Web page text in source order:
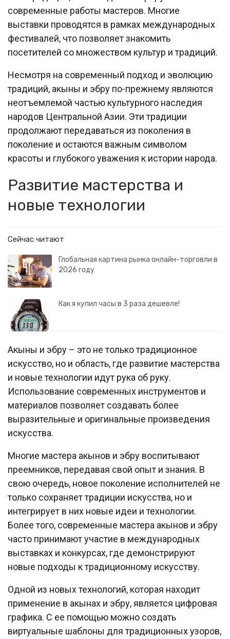
современные работы мастеров. Многие
выставки проводятся в рамках международных
фестивалей, что позволяет знакомить
посетителей со множеством культур и традиций.
Несмотря на современный подход и эволюцию
традиций, акыны и эбру по-прежнему являются
неотъемлемой частью культурного наследия
народов Центральной Азии. Эти традиции
продолжают передаваться из поколения в
поколение и остаются важным символом
красоты и глубокого уважения к истории народа.
Развитие мастерства и
новые технологии
Сейчас читают
Глобальная картина рынка онлайн-торговли в
2026 году
Как я купил часы в 3 раза дешевле!
Акыны и эбру – это не только традиционное
искусство, но и область, где развитие мастерства
и новые технологии идут рука об руку.
Использование современных инструментов и
материалов позволяет создавать более
выразительные и оригинальные произведения
искусства.
Многие мастера акынов и эбру воспитывают
преемников, передавая свой опыт и знания. В
свою очередь, новое поколение исполнителей не
только сохраняет традиции искусства, но и
интегрирует в них новые идеи и технологии.
Более того, современные мастера акынов и эбру
часто принимают участие в международных
выставках и конкурсах, где демонстрируют
новые подходы к традиционному искусству.
Одной из новых технологий, которая находит
применение в акынах и эбру, является цифровая
графика. С ее помощью можно создать
виртуальные шаблоны для традиционных узоров,